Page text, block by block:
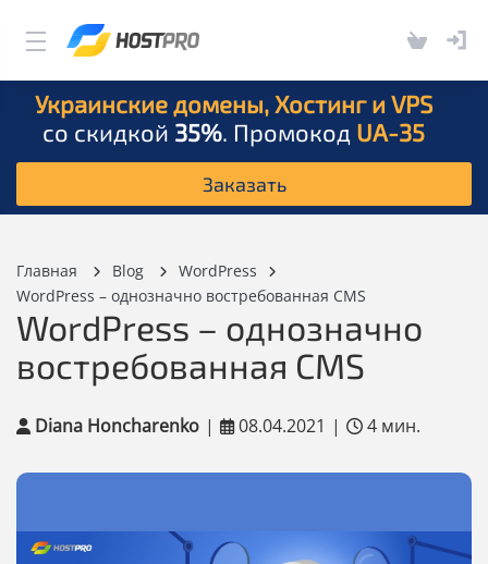
Украинские домены, Хостинг и VPS
со скидкой 35%. Промокод UA-35
Заказать
Главная Blog
WordPress
WordPress – однозначно востребованная CMS
WordPress – однозначно
востребованная CMS
Diana Honcharenko | 08.04.2021 | 4 мин.